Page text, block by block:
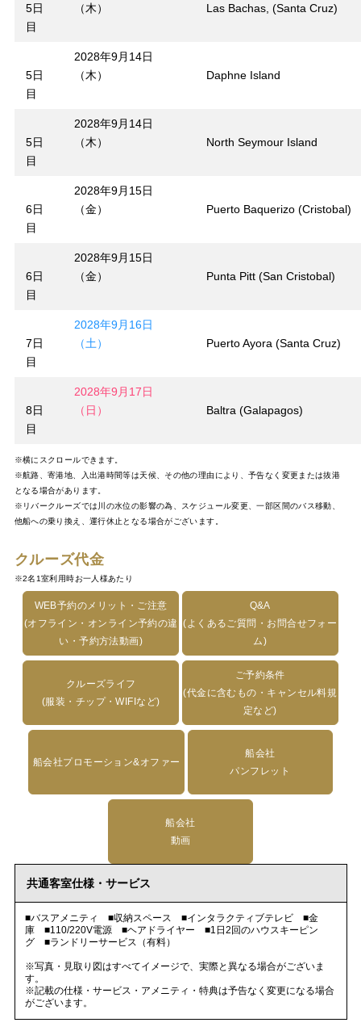
5日
目
（木）
Las Bachas, (Santa Cruz)
5日
目
2028年9月14日
（木）
Daphne Island
5日
目
2028年9月14日
（木）
North Seymour Island
6日
目
2028年9月15日
（金）
Puerto Baquerizo (Cristobal)
6日
目
2028年9月15日
（金）
Punta Pitt (San Cristobal)
7日
目
2028年9月16日
（土）
Puerto Ayora (Santa Cruz)
8日
目
2028年9月17日
（日）
Baltra (Galapagos)
※横にスクロールできます。
※航路、寄港地、入出港時間等は天候、その他の理由により、予告なく変更または抜港
となる場合があります。
※リバークルーズでは川の水位の影響の為、スケジュール変更、一部区間のバス移動、
他船への乗り換え、運行休止となる場合がございます。
クルーズ代金
※2名1室利用時お一人様あたり
WEB予約のメリット・ご注意
(オフライン・オンライン予約の違
い・予約方法動画)
Q&A
(よくあるご質問・お問合せフォー
ム)
クルーズライフ
(服装・チップ・WIFIなど)
ご予約条件
(代金に含むもの・キャンセル料規
定など)
船会社プロモーション&オファー
船会社
パンフレット
船会社
動画
共通客室仕様・サービス
■バスアメニティ ■収納スペース ■インタラクティブテレビ ■金
庫 ■110/220V電源 ■ヘアドライヤー ■1日2回のハウスキーピン
グ ■ランドリーサービス（有料）
※写真・見取り図はすべてイメージで、実際と異なる場合がございま
す。
※記載の仕様・サービス・アメニティ・特典は予告なく変更になる場合
がございます。